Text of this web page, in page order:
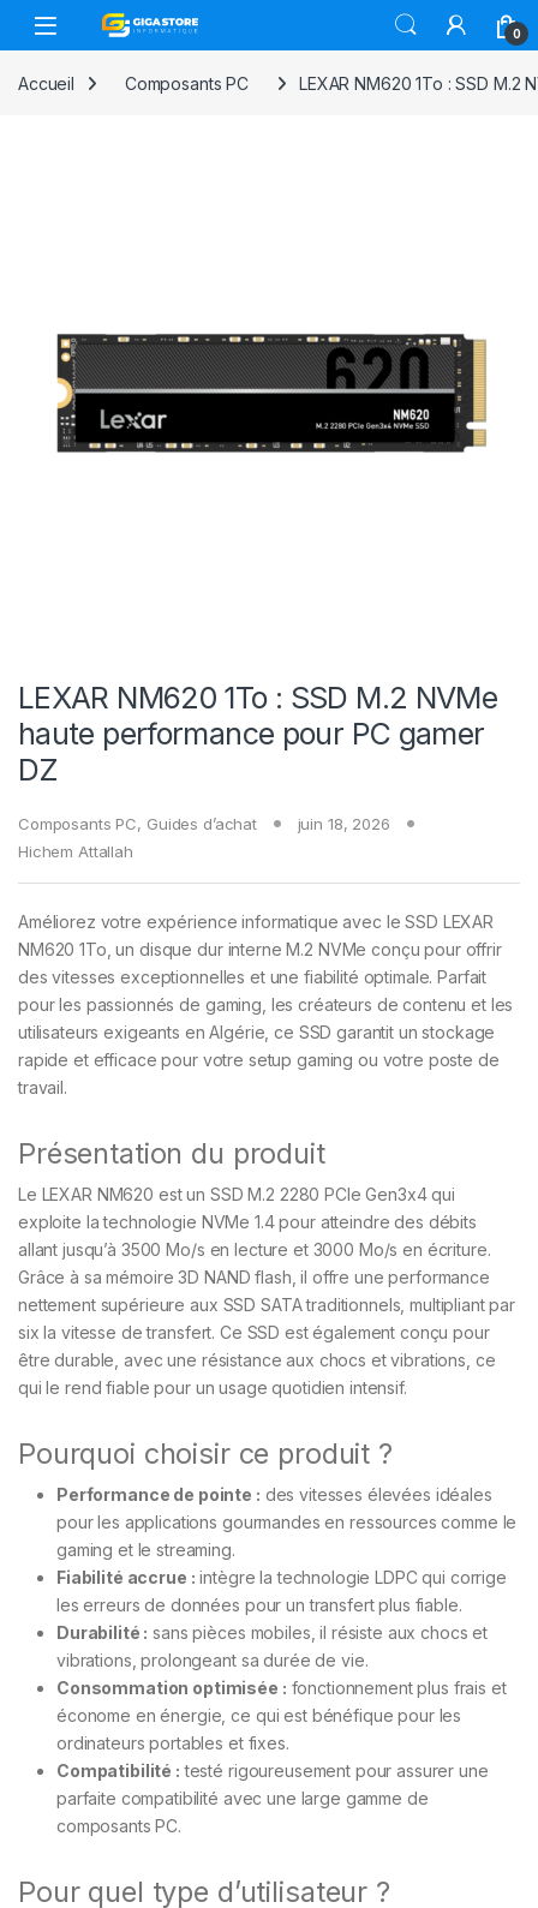
Skip to navigation
Skip to content
0
Accueil Composants PC LEXAR NM620 1To : SSD
LEXAR NM620 1To : SSD M.2 NVMe
haute performance pour PC gamer
DZ
Composants PC, Guides d’achat
juin 18, 2026
Hichem Attallah
Améliorez votre expérience informatique avec le SSD LEXAR
NM620 1To, un disque dur interne M.2 NVMe conçu pour offrir
des vitesses exceptionnelles et une fiabilité optimale. Parfait
pour les passionnés de gaming, les créateurs de contenu et les
utilisateurs exigeants en Algérie, ce SSD garantit un stockage
rapide et efficace pour votre setup gaming ou votre poste de
travail.
Présentation du produit
Le LEXAR NM620 est un SSD M.2 2280 PCIe Gen3x4 qui
exploite la technologie NVMe 1.4 pour atteindre des débits
allant jusqu’à 3500 Mo/s en lecture et 3000 Mo/s en écriture.
Grâce à sa mémoire 3D NAND flash, il offre une performance
nettement supérieure aux SSD SATA traditionnels, multipliant par
six la vitesse de transfert. Ce SSD est également conçu pour
être durable, avec une résistance aux chocs et vibrations, ce
qui le rend fiable pour un usage quotidien intensif.
Pourquoi choisir ce produit ?
Performance de pointe : des vitesses élevées idéales
pour les applications gourmandes en ressources comme le
gaming et le streaming.
Fiabilité accrue : intègre la technologie LDPC qui corrige
les erreurs de données pour un transfert plus fiable.
Durabilité : sans pièces mobiles, il résiste aux chocs et
vibrations, prolongeant sa durée de vie.
Consommation optimisée : fonctionnement plus frais et
économe en énergie, ce qui est bénéfique pour les
ordinateurs portables et fixes.
Compatibilité : testé rigoureusement pour assurer une
parfaite compatibilité avec une large gamme de
composants PC.
Pour quel type d’utilisateur ?